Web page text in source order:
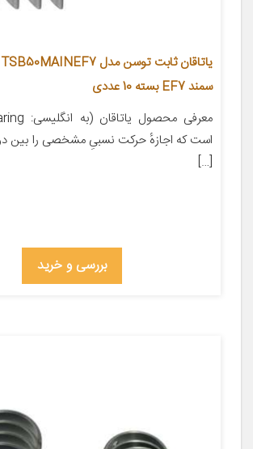
سمند EF7 بسته 10 عددی
است که اجازهٔ حرکت نسبیِ مشخصی را بین دو
[…]
بررسی و خرید